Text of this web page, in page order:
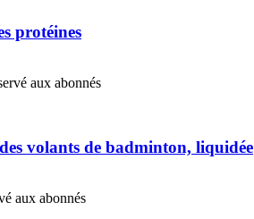
protéines
aux abonnés
volants de badminton, liquidée
aux abonnés